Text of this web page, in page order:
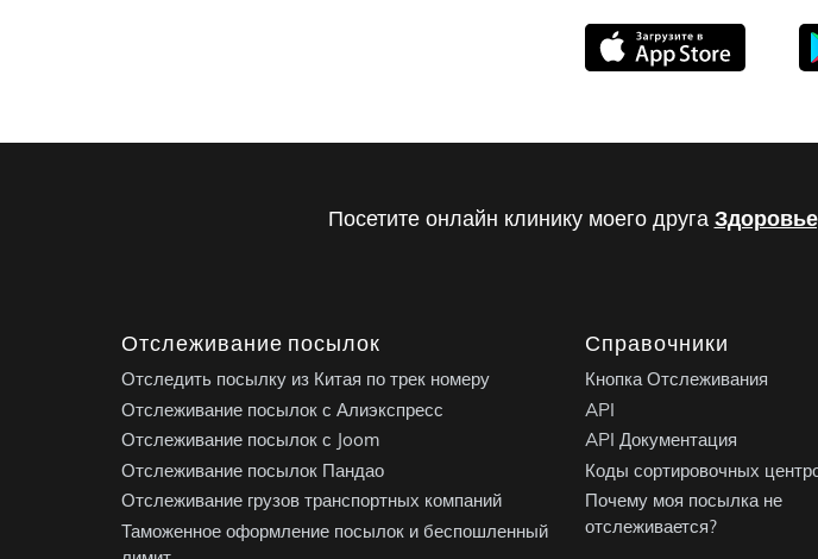
Посетите онлайн клинику моего друга
Отслеживание посылок
Отследить посылку из Китая по трек номеру
Отслеживание посылок с Алиэкспресс
Отслеживание посылок с Joom
Отслеживание посылок Пандао
Отслеживание грузов транспортных компаний
Таможенное оформление посылок и беспошленный
Справочники
Кнопка Отслеживания
API
API Документация
Коды сортировочных
Почему моя посылка не
отслеживается?